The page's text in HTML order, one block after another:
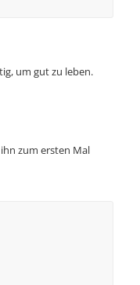
um gut zu leben.
zum ersten Mal